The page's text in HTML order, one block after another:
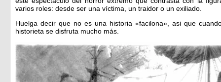
varios roles: desde ser una víctima, un traidor o un exiliado.
Huelga decir que no es una historia «facilona», asi que
historieta se disfruta mucho más.